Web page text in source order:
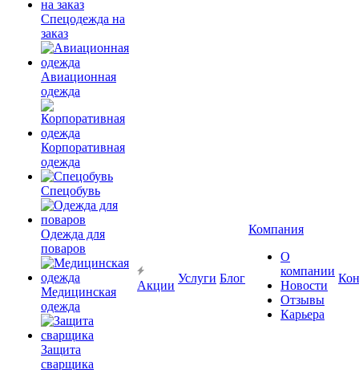
Спецодежда на
заказ
Авиационная
одежда
Корпоративная
одежда
Спецобувь
Одежда для
поваров
Медицинская
одежда
Защита
сварщика
Акции
Услуги Блог
Компания
О
компании
Новости
Отзывы
Карьера